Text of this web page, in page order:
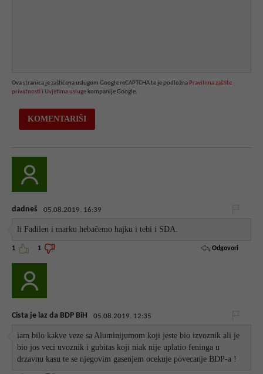
Ova stranica je zaštićena uslugom Google reCAPTCHA te je podložna Pravilima zaštite
privatnosti i Uvjetima usluge kompanije Google.
dadneš 05.08.2019. 16:39
li Fadilen i marku hebačemo hajku i tebi i SDA.
1 1 Odgovori
Cista je laz da BDP BiH 05.08.2019. 12:35
iam bilo kakve veze sa Aluminijumom koji jeste bio izvoznik ali je
bio jos veci uvoznik i gubitas koji niak nije uplatio feninga u
drzavnu kasu te se njegovim gasenjem ocekuje povecanje BDP-a !